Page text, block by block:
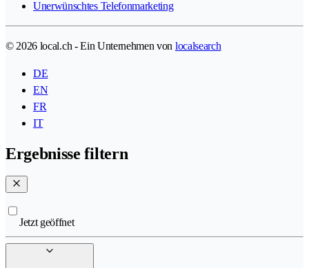
Unerwünschtes Telefonmarketing
© 2026 local.ch - Ein Unternehmen von localsearch
DE
EN
FR
IT
Ergebnisse filtern
Jetzt geöffnet